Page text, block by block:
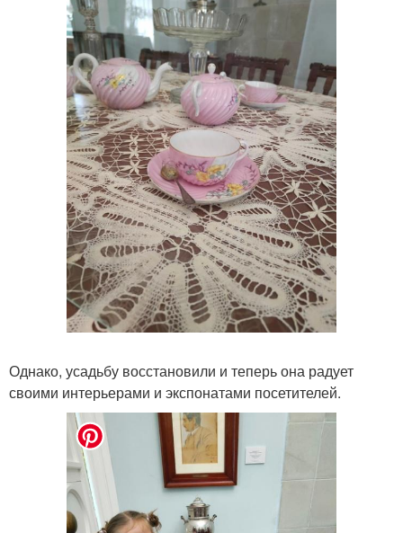
Однако, усадьбу восстановили и теперь она радует
своими интерьерами и экспонатами посетителей.